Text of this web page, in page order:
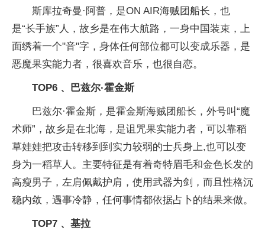
斯库拉奇曼·阿普，是ON AIR海贼团船长，也
是“长手族”人，故乡是在伟大航路，一身中国装束，上
面绣着一个"音"字，身体任何部位都可以变成乐器，是
恶魔果实能力者，很喜欢音乐，也很自恋。
TOP6 、巴兹尔·霍金斯
巴兹尔·霍金斯，是霍金斯海贼团船长，外号叫“魔
术师”，故乡是在北海，是诅咒果实能力者，可以靠稻
草娃娃把攻击转移到到实力较弱的士兵身上,也可以变
身为一稻草人。主要特征是有着奇特眉毛和金色长发的
高瘦男子，左肩佩戴护肩，使用武器为剑，而且性格沉
稳内敛，遇事冷静，任何事情都依据占卜的结果来做。
TOP7 、基拉